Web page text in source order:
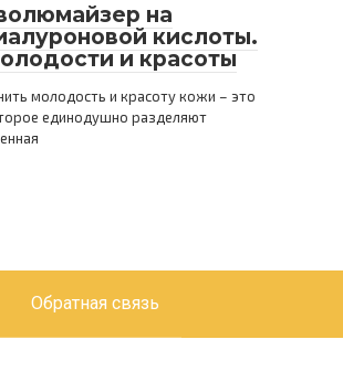
на
кислоты.
и красоты
молодость и красоту кожи – это
единодушно разделяют
Обратная связь